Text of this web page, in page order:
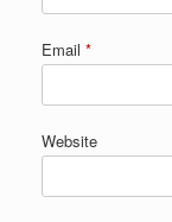
Email *
Website